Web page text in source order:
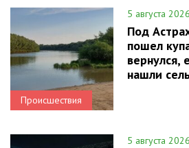
Происшествия
5 августа
Под
пошел
вернулся,
нашли
5 августа